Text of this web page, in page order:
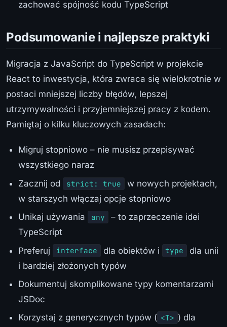
zachować spójność kodu TypeScript
Podsumowanie i najlepsze praktyki
Migracja z JavaScript do TypeScript w projekcie
React to inwestycja, która zwraca się wielokrotnie w
postaci mniejszej liczby błędów, lepszej
utrzymywalności i przyjemniejszej pracy z kodem.
Pamiętaj o kilku kluczowych zasadach:
Migruj stopniowo – nie musisz przepisywać
wszystkiego naraz
Zacznij od
strict: true
w nowych projektach,
w starszych włączaj opcje stopniowo
Unikaj używania
any
– to zaprzeczenie idei
TypeScript
Preferuj
interface dla obiektów i type
dla unii
i bardziej złożonych typów
Dokumentuj skomplikowane typy komentarzami
JSDoc
Korzystaj z generycznych typów ( <T> ) dla